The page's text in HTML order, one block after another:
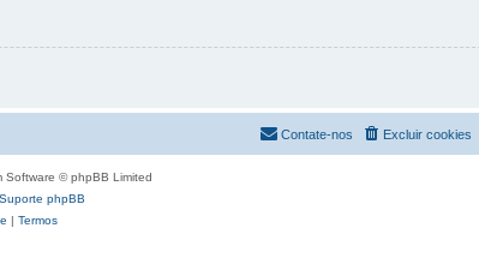
Excluir cookies
Contate-nos
Software © phpBB Limited
Suporte phpBB
| Termos